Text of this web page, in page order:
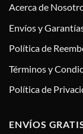
Acerca de
Envíos y
Política de
Términos y
Política de
ENVÍOS